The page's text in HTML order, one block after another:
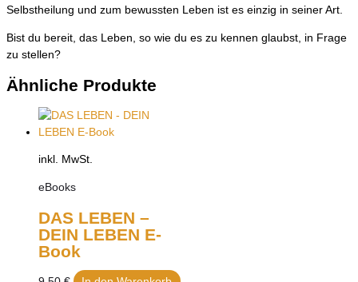
Selbstheilung und zum bewussten Leben ist es einzig in seiner Art.
Bist du bereit, das Leben, so wie du es zu kennen glaubst, in Frage
zu stellen?
Ähnliche Produkte
inkl. MwSt.
eBooks
DAS LEBEN –
DEIN LEBEN E-
Book